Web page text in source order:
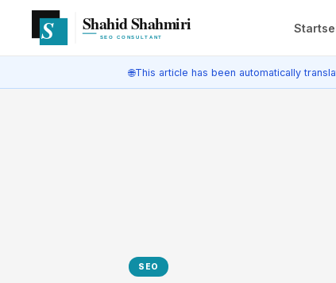
🌐This article has been automatically
SEO